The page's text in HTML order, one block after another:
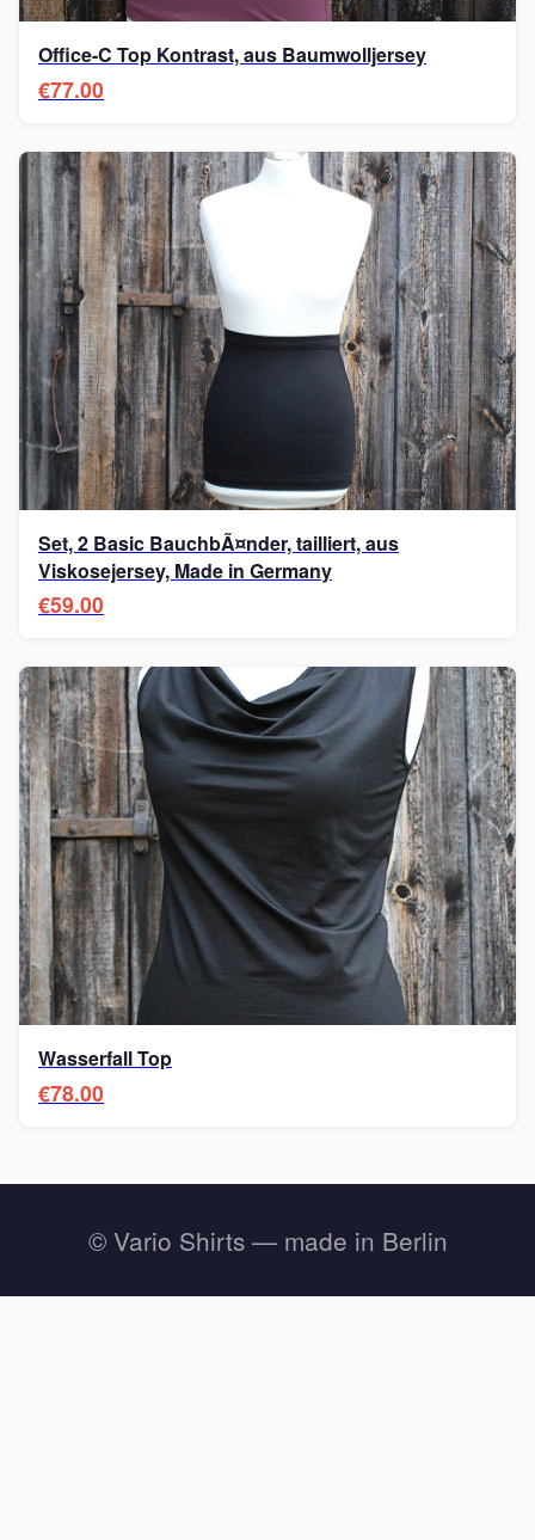
Office-C Top Kontrast, aus Baumwolljersey
€77.00
Set, 2 Basic BauchbÃ¤nder, tailliert, aus
Viskosejersey, Made in Germany
€59.00
Wasserfall Top
€78.00
© Vario Shirts — made in Berlin